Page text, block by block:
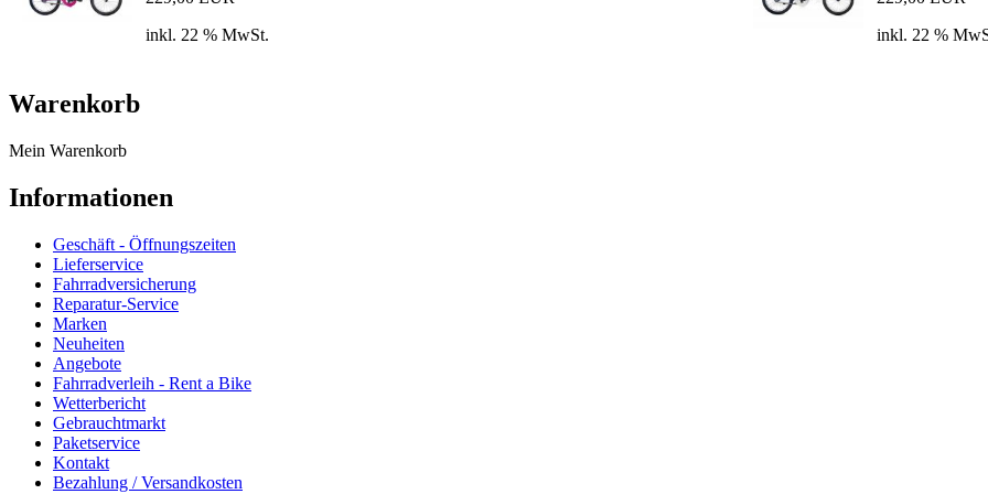
inkl. 22 % MwSt.
inkl. 22 %
Warenkorb
Mein Warenkorb
Informationen
Geschäft - Öffnungszeiten
Lieferservice
Fahrradversicherung
Reparatur-Service
Marken
Neuheiten
Angebote
Fahrradverleih - Rent a Bike
Wetterbericht
Gebrauchtmarkt
Paketservice
Kontakt
Bezahlung / Versandkosten